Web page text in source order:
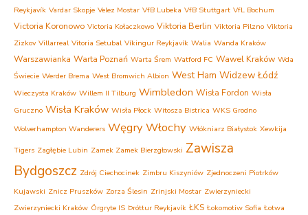
Reykjavík Vardar Skopje Velez Mostar VfB Lubeka VfB Stuttgart VfL Bochum
Victoria Koronowo Victoria Kołaczkowo Viktoria Berlin Viktoria Pilzno Viktoria
Zizkov Villarreal Vitoria Setubal Víkingur Reykjavík Walia Wanda Kraków
Warszawianka Warta Poznań Warta Śrem Watford FC Wawel Kraków Wda
Świecie Werder Brema West Bromwich Albion West Ham Widzew Łódź
Wieczysta Kraków Willem II Tilburg Wimbledon Wisła Fordon Wisła
Gruczno Wisła Kraków Wisła Płock Witosza Bistrica WKS Grodno
Wolverhampton Wanderers WęgryWłochy Włókniarz Białystok Xewkija
Tigers Zagłębie Lubin Zamek Zamek Bierzgłowski Zawisza
Bydgoszcz Zdrój Ciechocinek Zimbru Kiszyniów Zjednoczeni Piotrków
Kujawski Znicz Pruszków Zorza Ślesin Zrinjski Mostar Zwierzyniecki
Zwierzyniecki Kraków Örgryte IS Þróttur Reykjavík ŁKS Łokomotiw Sofia Łotwa